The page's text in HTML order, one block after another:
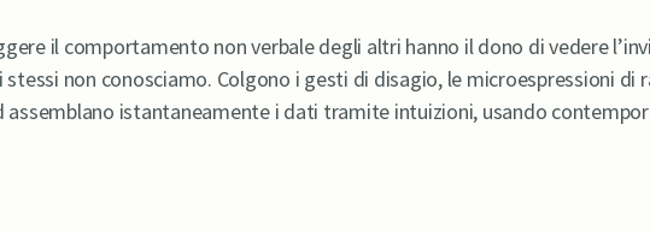
il comportamento non verbale degli altri hanno il dono di vedere
non conosciamo. Colgono i gesti di disagio, le microespressioni
assemblano istantaneamente i dati tramite intuizioni, usando